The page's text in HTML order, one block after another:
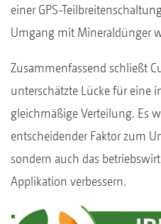
einer GPS-
Umgang mit Mineraldünger
Zusammenfassend schließt
unterschätzte Lücke für eine
gleichmäßige Verteilung. Es
entscheidender Faktor zum
sondern auch das
Applikation verbessern.